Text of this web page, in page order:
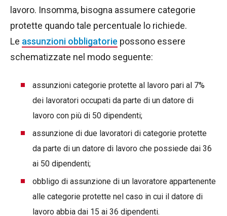
lavoro. Insomma, bisogna assumere categorie
protette quando tale percentuale lo richiede.
Le assunzioni obbligatorie possono essere
schematizzate nel modo seguente:
assunzioni categorie protette al lavoro pari al 7%
dei lavoratori occupati da parte di un datore di
lavoro con più di 50 dipendenti;
assunzione di due lavoratori di categorie protette
da parte di un datore di lavoro che possiede dai 36
ai 50 dipendenti;
obbligo di assunzione di un lavoratore appartenente
alle categorie protette nel caso in cui il datore di
lavoro abbia dai 15 ai 36 dipendenti.